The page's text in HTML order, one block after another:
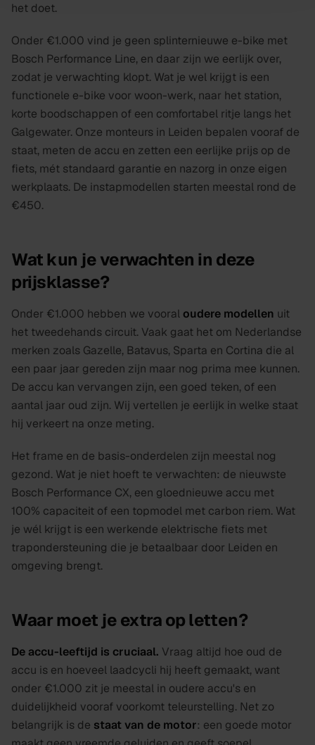
het doet.
Onder €1.000 vind je geen splinternieuwe e-bike met
Bosch Performance Line, en daar zijn we eerlijk over,
zodat je verwachting klopt. Wat je wel krijgt is een
functionele e-bike voor woon-werk, naar het station,
korte boodschappen of een comfortabel ritje langs het
Galgewater. Onze monteurs in Leiden bepalen vooraf de
staat, meten de accu en zetten een eerlijke prijs op de
fiets, mét standaard garantie en nazorg in onze eigen
werkplaats. De instapmodellen starten meestal rond de
€450.
Wat kun je verwachten in deze
prijsklasse?
Onder €1.000 hebben we vooral oudere modellen uit
het tweedehands circuit. Vaak gaat het om Nederlandse
merken zoals Gazelle, Batavus, Sparta en Cortina die al
een paar jaar gereden zijn maar nog prima mee kunnen.
De accu kan vervangen zijn, een goed teken, of een
aantal jaar oud zijn. Wij vertellen je eerlijk in welke staat
hij verkeert na onze meting.
Het frame en de basis-onderdelen zijn meestal nog
gezond. Wat je niet hoeft te verwachten: de nieuwste
Bosch Performance CX, een gloednieuwe accu met
100% capaciteit of een topmodel met carbon riem. Wat
je wél krijgt is een werkende elektrische fiets met
trapondersteuning die je betaalbaar door Leiden en
omgeving brengt.
Waar moet je extra op letten?
De accu-leeftijd is cruciaal. Vraag altijd hoe oud de
accu is en hoeveel laadcycli hij heeft gemaakt, want
onder €1.000 zit je meestal in oudere accu's en
duidelijkheid vooraf voorkomt teleurstelling. Net zo
belangrijk is de staat van de motor: een goede motor